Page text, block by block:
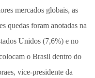
mercados globais, as
quedas foram anotadas na
Unidos (7,6%) e no
o Brasil dentro do
vice-presidente da